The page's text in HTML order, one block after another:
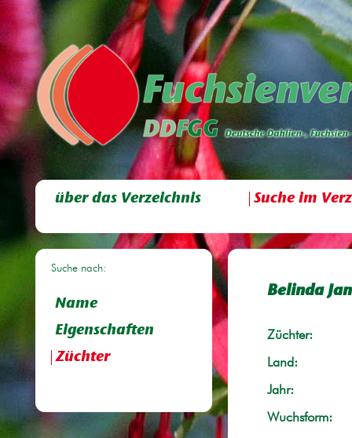
über das Verzeichnis Suche im
Suche nach:
Name
Eigenschaften
Züchter
Belinda
Züchter:
Land:
Jahr:
Wuchsform: